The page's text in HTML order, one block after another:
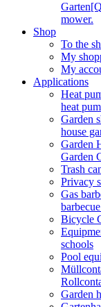
mower.
Shop
To the
My
My
Applications
Heat
heat
Garden
house
Garden
Garden
Trash
Privacy
Gas
Bicycle
schools
Pool
Garden